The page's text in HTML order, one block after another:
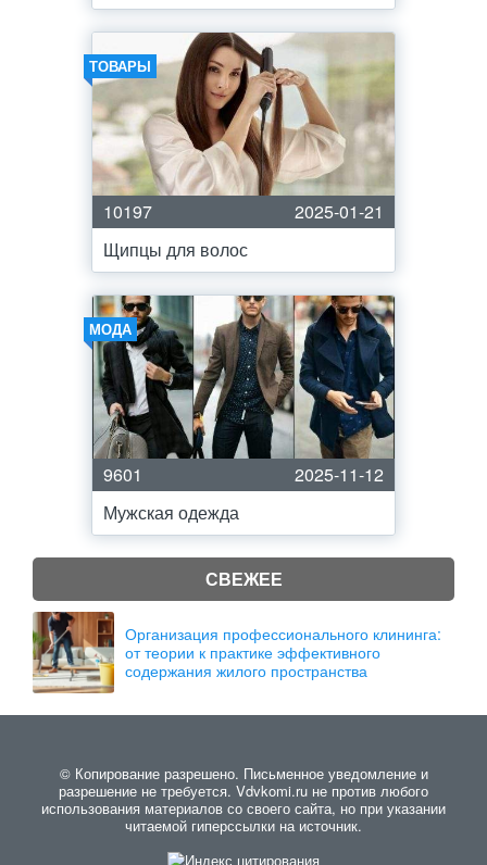
ТОВАРЫ
10197
2025-01-21
Щипцы для волос
МОДА
9601
2025-11-12
Мужская одежда
СВЕЖЕЕ
Организация профессионального клининга:
от теории к практике эффективного
содержания жилого пространства
© Копирование разрешено. Письменное уведомление и
разрешение не требуется. Vdvkomi.ru не против любого
использования материалов со своего сайта, но при указании
читаемой гиперссылки на источник.